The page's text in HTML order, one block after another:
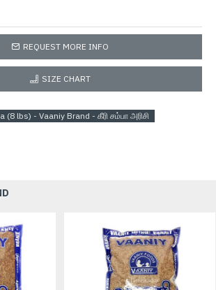
REQUEST MORE INFO
SIZE CHART
(8 lbs) - Vaaniy Brand - கீரி சம்பா அரிசி